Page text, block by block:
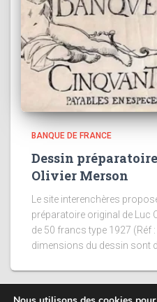
BANQUE DE FRANCE
Dessin
Olivier Merson
Le site interenchères
préparatoire original de Luc
de 50 francs type 1927 (Réf
dimensions du dessin sont